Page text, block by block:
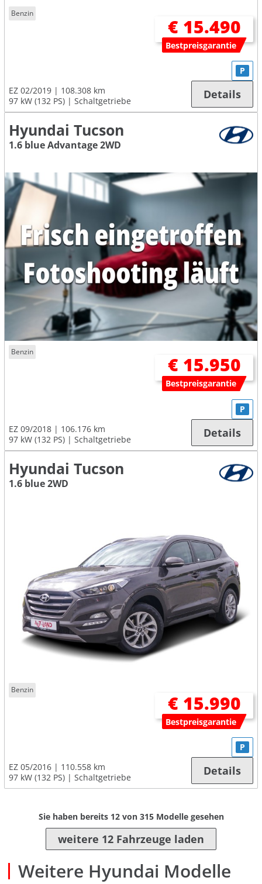
Benzin
€ 15.490
Bestpreisgarantie
EZ 02/2019
108.308 km
97 kW (132 PS)
Schaltgetriebe
P
Details
Hyundai Tucson
1.6 blue Advantage 2WD
Benzin
€ 15.950
Bestpreisgarantie
EZ 09/2018
106.176 km
97 kW (132 PS)
Schaltgetriebe
P
Details
Hyundai Tucson
1.6 blue 2WD
Benzin
€ 15.990
Bestpreisgarantie
EZ 05/2016
110.558 km
97 kW (132 PS)
Schaltgetriebe
P
Details
Sie haben bereits 12von 315Modelle gesehen
weitere 12 Fahrzeuge laden
Weitere Hyundai Modelle